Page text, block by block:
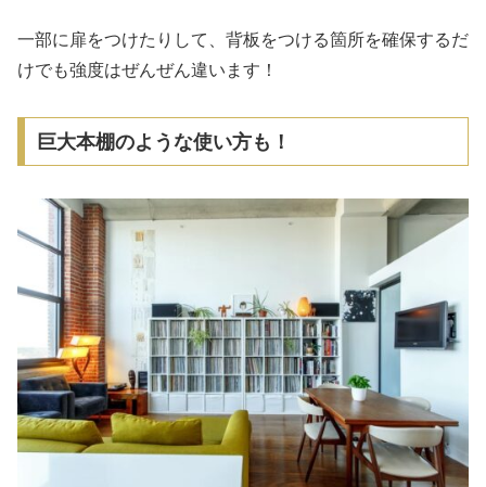
一部に扉をつけたりして、背板をつける箇所を確保するだ
けでも強度はぜんぜん違います！
巨大本棚のような使い方も！